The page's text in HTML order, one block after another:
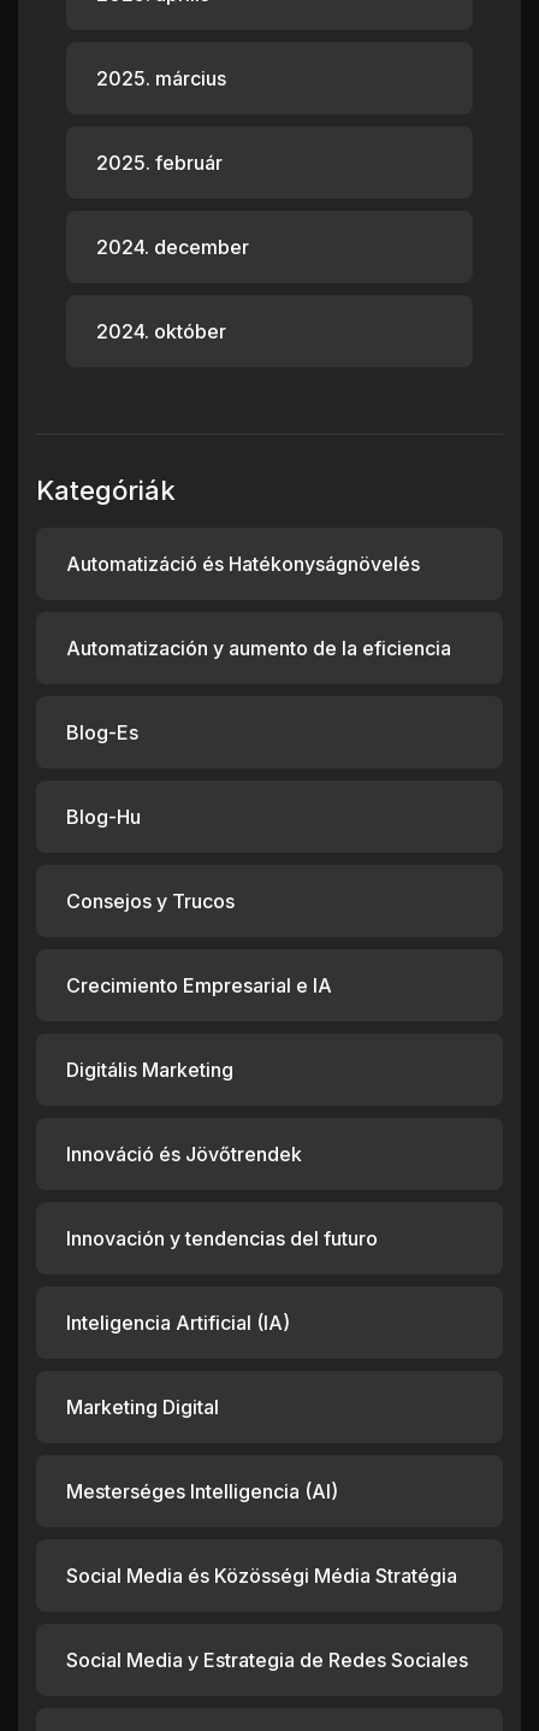
2025. március
2025. február
2024. december
2024. október
Kategóriák
Automatizáció és Hatékonyságnövelés
Automatización y aumento de la eficiencia
Blog-Es
Blog-Hu
Consejos y Trucos
Crecimiento Empresarial e IA
Digitális Marketing
Innováció és Jövőtrendek
Innovación y tendencias del futuro
Inteligencia Artificial (IA)
Marketing Digital
Mesterséges Intelligencia (AI)
Social Media és Közösségi Média Stratégia
Social Media y Estrategia de Redes Sociales